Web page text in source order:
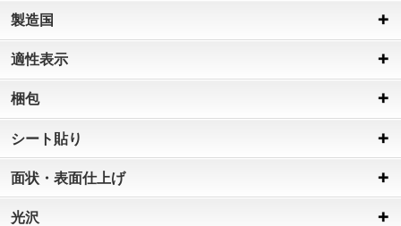
製造国
適性表示
梱包
シート貼り
面状・表面仕上げ
光沢